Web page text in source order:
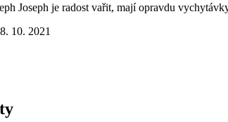
Joseph je radost vařit, mají opravdu
10. 2021